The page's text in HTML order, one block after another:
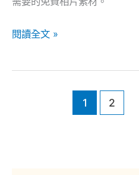
閱讀全文 »
1 2